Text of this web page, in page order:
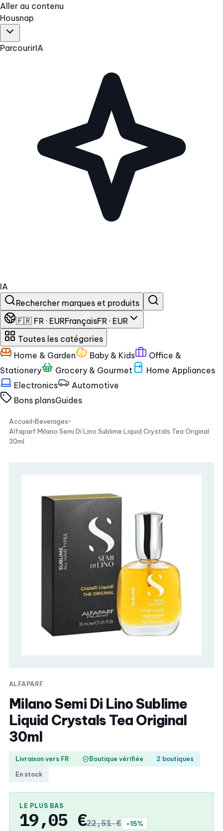
Aller au contenu
Housnap
ParcourirIA
IA
Rechercher marques et produits
🇫🇷 FR · EURFrançaisFR · EUR
Toutes les catégories
Home & Garden
Baby & Kids
Office &
Stationery
Grocery & Gourmet
Home Appliances
Electronics
Automotive
Bons plansGuides
Accueil›Beverages›
Alfaparf Milano Semi Di Lino Sublime Liquid Crystals Tea Original
30ml
ALFAPARF
Milano Semi Di Lino Sublime
Liquid Crystals Tea Original
30ml
Livraison vers FR Boutique vérifiée
2 boutiques
En stock
LE PLUS BAS
19,05 €22,51 €
−15%